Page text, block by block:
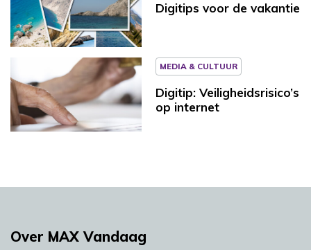
Digitips voor de vakantie
MEDIA & CULTUUR
Digitip: Veiligheidsrisico’s
op internet
Over MAX Vandaag